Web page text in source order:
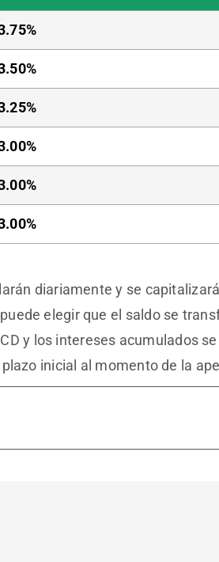
diariamente y se
elegir que el saldo se
y los intereses acumulados
inicial al momento de la